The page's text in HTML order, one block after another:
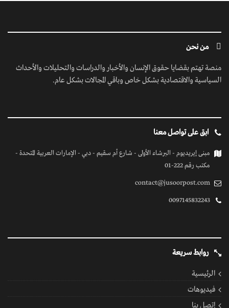
من نحن
منصة تهتم بقضايا حقوق الإنسان والأخبار والدراسات والتحليلات والأحداث
السياسية والاقتصادية بشكل خاص وباقي المجالات بشكل عام.
ابق على تواصل معنا
مبنى إيريديوم - البرشاء الأولى - شارع أم سقيم - دبي - الإمارات العربية المتحدة -
مكتب رقم 222-01
contact@jusoorpost.com
0097145832243
روابط سريعة
الرئيسية
فيديوهات
إتصل بنا